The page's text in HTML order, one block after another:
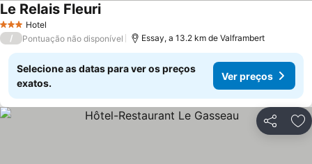
3 EstrelasHotel
Le Relais FleuriVer preços
/ Pontuação não disponível Essay, a 13.2 km de Valframbert
Selecione as datas para ver os preços
exatos.
Ver preços
Partilhar